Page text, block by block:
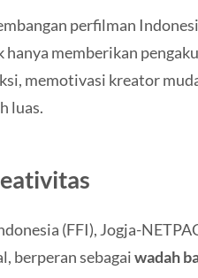
perfilman
memberikan
memotivasi kreator
luas.
(FFI), Jogja-
berperan sebagaiwadah